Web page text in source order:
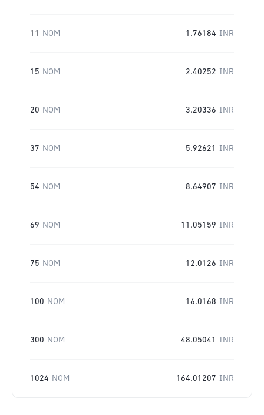
11 NOM 1.76184 INR
15 NOM 2.40252 INR
20 NOM 3.20336 INR
37 NOM 5.92621 INR
54 NOM 8.64907 INR
69 NOM 11.05159 INR
75 NOM 12.0126 INR
100 NOM 16.0168 INR
300 NOM 48.05041 INR
1024 NOM 164.01207 INR